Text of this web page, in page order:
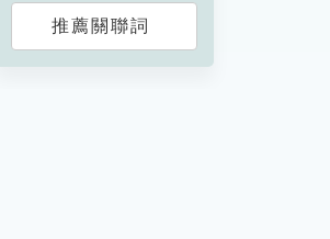
推薦關聯詞